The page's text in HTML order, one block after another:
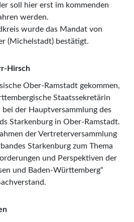
soll hier erst im kommenden
werden.
wurde das Mandat von
(Michelstadt) bestätigt.
Hirsch
Ober-Ramstadt gekommen,
Staatssekretärin
der Hauptversammlung des
Starkenburg in Ober-Ramstadt.
der Vertreterversammlung
Starkenburg zum Thema
und Perspektiven der
und Baden-Württemberg“